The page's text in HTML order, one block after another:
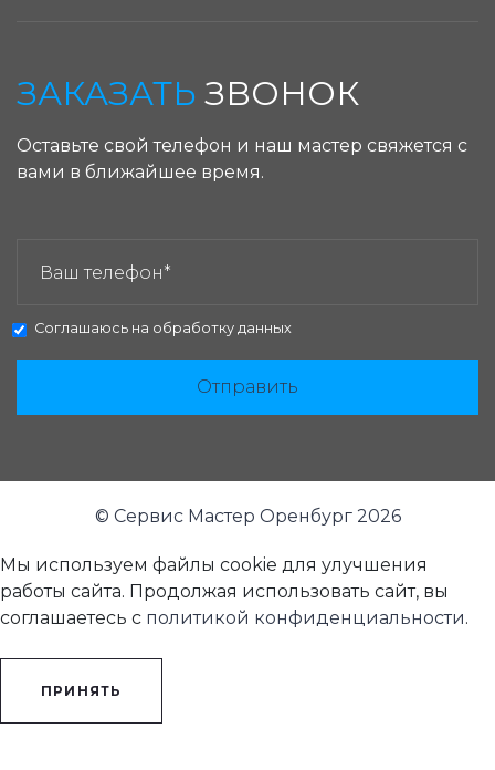
ЗАКАЗАТЬ ЗВОНОК
Оставьте свой телефон и наш мастер свяжется с
вами в ближайшее время.
Соглашаюсь на обработку данных
Отправить
© Сервис Мастер Оренбург 2026
Мы используем файлы cookie для улучшения
работы сайта. Продолжая использовать сайт, вы
соглашаетесь с политикой конфиденциальности.
ПРИНЯТЬ